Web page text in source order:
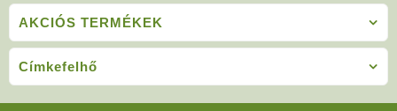
AKCIÓS TERMÉKEK
Címkefelhő